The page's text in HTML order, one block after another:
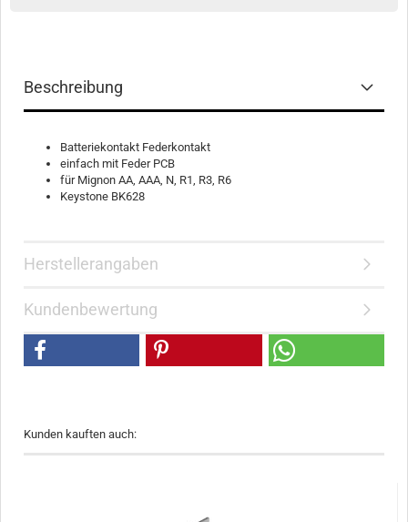
Beschreibung
Batteriekontakt Federkontakt
einfach mit Feder PCB
für Mignon AA, AAA, N, R1, R3, R6
Keystone BK628
Herstellerangaben
Kundenbewertung
Kunden kauften auch: